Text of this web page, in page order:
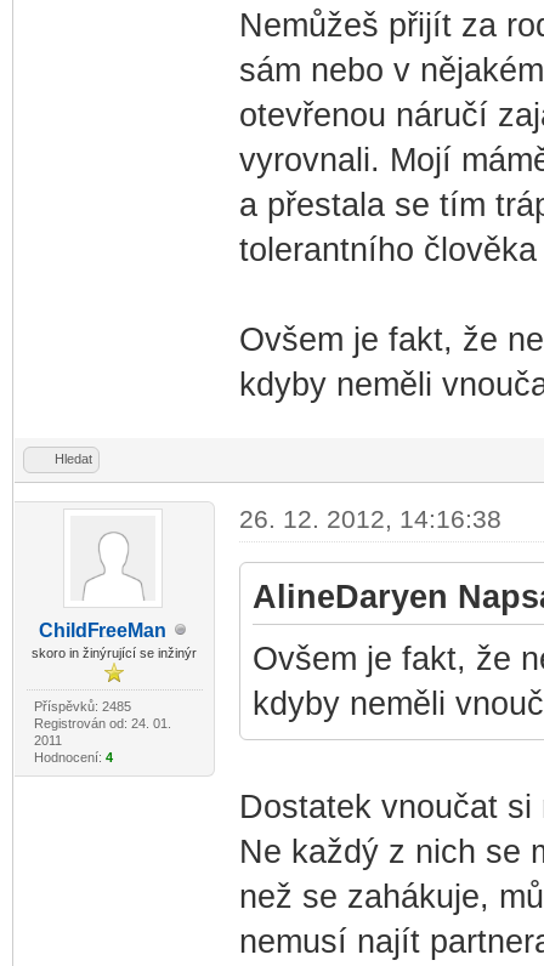
Nemůžeš přijít za
sám nebo v
otevřenou náručí
vyrovnali. Mojí
a přestala se tím
tolerantního
Ovšem je fakt, že
kdyby neměli
Hledat
ChildFreeMan
skoro in žinýrující se inžinýr
Příspěvků: 2485
Registrován od: 24. 01.
2011
Hodnocení: 4
26. 12. 2012, 14:16:38
AlineDaryen
Ovšem je fakt, že
kdyby neměli
Dostatek vnoučat
Ne každý z nich se
než se zahákuje,
nemusí najít